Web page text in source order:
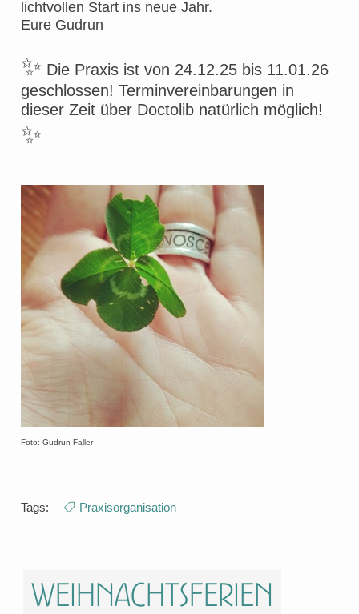
lichtvollen Start ins neue Jahr.
Eure Gudrun
✨ Die Praxis ist von 24.12.25 bis 11.01.26
geschlossen! Terminvereinbarungen in
dieser Zeit über Doctolib natürlich möglich!
✨
Foto: Gudrun Faller
Tags: Praxisorganisation
Weihnachtsferien